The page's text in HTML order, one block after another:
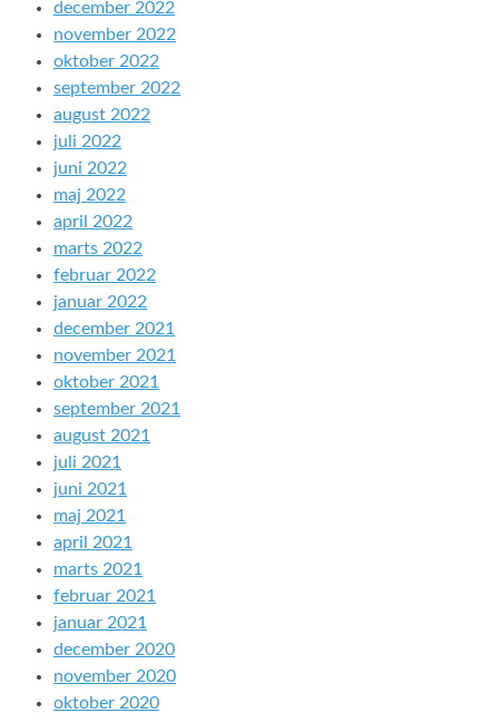
december 2022
november 2022
oktober 2022
september 2022
august 2022
juli 2022
juni 2022
maj 2022
april 2022
marts 2022
februar 2022
januar 2022
december 2021
november 2021
oktober 2021
september 2021
august 2021
juli 2021
juni 2021
maj 2021
april 2021
marts 2021
februar 2021
januar 2021
december 2020
november 2020
oktober 2020